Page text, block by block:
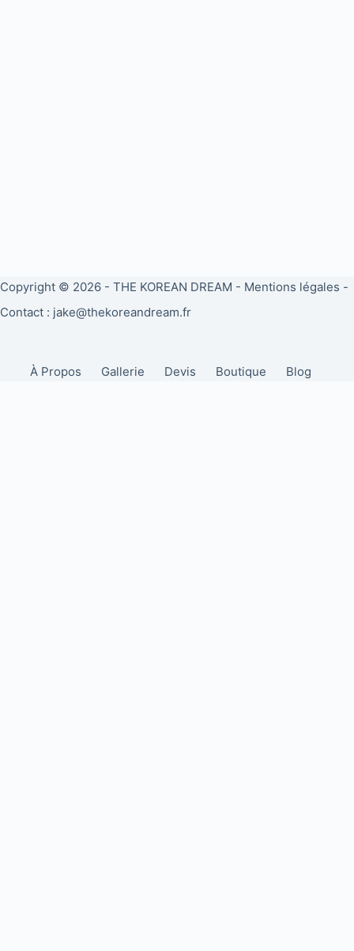
Copyright © 2026 - THE KOREAN DREAM - Mentions légales -
Contact : jake@thekoreandream.fr
À Propos Gallerie Devis Boutique Blog